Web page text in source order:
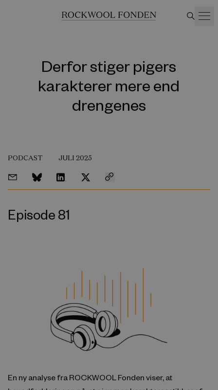
Derfor stiger pigers
karakterer mere end
drengenes
PODCAST JULI 2025
Episode 81
En ny analyse fra ROCKWOOL Fonden viser, at